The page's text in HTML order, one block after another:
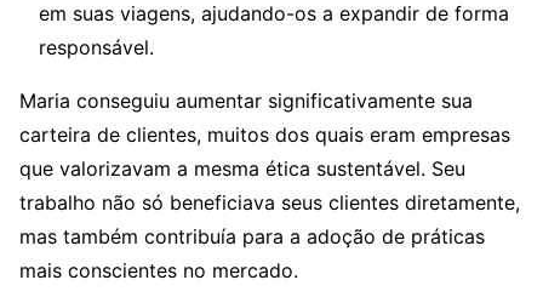
em suas viagens, ajudando-os a expandir de forma
responsável.
Maria conseguiu aumentar significativamente sua
carteira de clientes, muitos dos quais eram empresas
que valorizavam a mesma ética sustentável. Seu
trabalho não só beneficiava seus clientes diretamente,
mas também contribuía para a adoção de práticas
mais conscientes no mercado.